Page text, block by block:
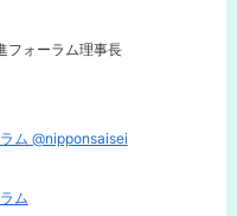
フォーラム理事長
ム @nipponsaisei
ム